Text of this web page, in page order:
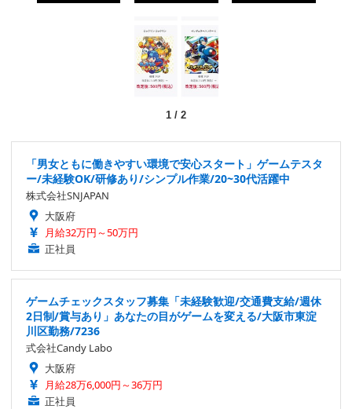
1/ 2
「男女ともに働きやすい環境で安心スタート」ゲームテスタ
ー/未経験OK/研修あり/シンプル作業/20~30代活躍中
株式会社SNJAPAN
大阪府
月給32万円～50万円
正社員
ゲームチェックスタッフ募集「未経験歓迎/交通費支給/週休
2日制/賞与あり」あなたの目がゲームを変える/大阪市東淀
川区勤務/7236
式会社Candy Labo
大阪府
月給28万6,000円～36万円
正社員